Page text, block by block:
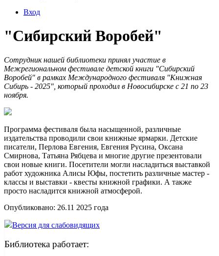
Вход
"Сибирский Воробей"
Сотрудник нашей библиотеки принял участие в
Межрегиональном фестивале детской книги "Сибирский
Воробей" в рамках Международного фестиваля "Книжная
Сибирь - 2025", который проходил в Новосибирске с 21 по 23
ноября.
Программа фестиваля была насыщенной, различные
издательства проводили свои книжные ярмарки. Детские
писатели, Перлова Евгения, Евгения Русина, Оксана
Смирнова, Татьяна Рябцева и многие другие презентовали
свои новые книги. Посетители могли насладиться выставкой
работ художника Алисы Юфы, постетить различные мастер -
классы и выставки - квесты книжной графики. А также
просто насладится книжной атмосферой.
Опубликовано: 26.11 2025 года
Версия для слабовидящих
Библиотека работает: